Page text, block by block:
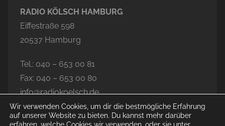
RADIO KÖLSCH HAMBURG
Eiffestraße 598
20537 Hamburg
Tel.: 040 – 653 00 81
Fax: 040 – 653 00 80
info@radiokoelsch.de
Wir verwenden Cookies, um dir die bestmögliche Erfahrung
auf unserer Website zu bieten. Du kannst mehr darüber